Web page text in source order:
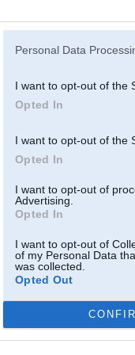
Personal Data
I want to opt-out of the
Opted In
I want to opt-out of the
Opted In
I want to opt-out of
Advertising.
Opted In
I want to opt-out of
of my Personal Data
was collected.
Opted Out
Aizmirsi paroli?
Reģistrēties